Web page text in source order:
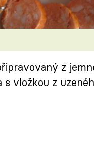
z
vložkou z